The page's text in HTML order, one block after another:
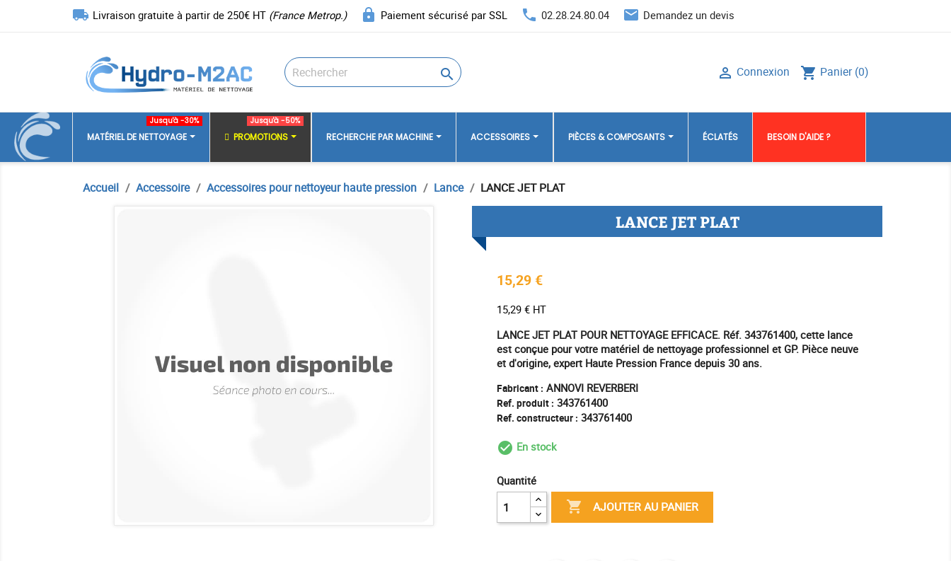
local_shipping Livraison gratuite à partir de 250€ HT (France Metrop.) lock Paiement sécurisé par SSL phone 02.28.24.80.04 email Demandez un devis
 shopping_cart Panier (0)
 Connexion
MATÉRIEL DE NETTOYAGE
Jusqu'à -30%
PROMOTIONS
Jusqu'à -50%
RECHERCHE PAR MACHINE ACCESSOIRES PIÈCES & COMPOSANTS ÉCLATÉS BESOIN D'AIDE ?
Accueil Accessoire Accessoires pour nettoyeur haute pression Lance LANCE JET PLAT
LANCE JET PLAT
15,29 €
15,29 € HT
LANCE JET PLAT POUR NETTOYAGE EFFICACE. Réf. 343761400, cette lance
est conçue pour votre matériel de nettoyage professionnel et GP. Pièce neuve
et d'origine, expert Haute Pression France depuis 30 ans.
Fabricant : ANNOVI REVERBERI
Ref. produit : 343761400
Ref. constructeur : 343761400
check_circle_outline
En stock
Quantité
 AJOUTER AU PANIER